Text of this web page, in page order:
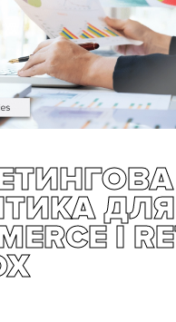
для кожного
але також
і завантажує в
Це дає вам
результатів
створювати
підтримки готові
ДЛЯ
І